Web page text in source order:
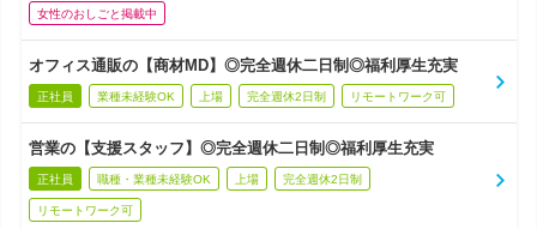
女性のおしごと掲載中
オフィス通販の【商材MD】◎完全週休二日制◎福利厚生充実
正社員 業種未経験OK 上場 完全週休2日制 リモートワーク可
営業の【支援スタッフ】◎完全週休二日制◎福利厚生充実
正社員 職種・業種未経験OK 上場 完全週休2日制
リモートワーク可